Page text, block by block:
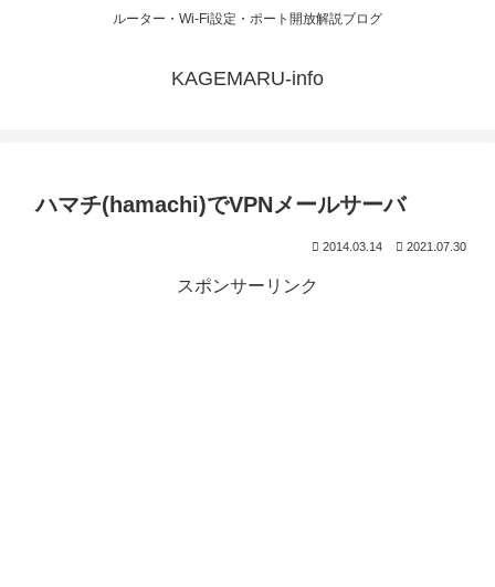
ルーター・Wi-Fi設定・ポート開放解説ブログ
KAGEMARU-info
ハマチ(hamachi)でVPNメールサーバ
2014.03.14 2021.07.30
スポンサーリンク